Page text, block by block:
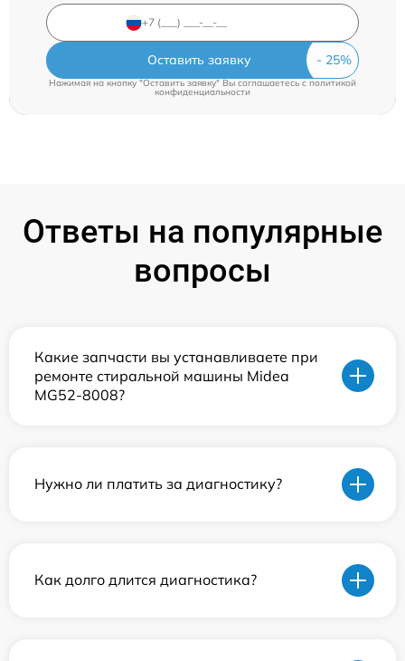
Оставить заявку
Нажимая на кнопку "Оставить заявку" Вы соглашаетесь cполитикой
конфиденциальности
Ответы на популярные
вопросы
Какие запчасти вы устанавливаете при
ремонте стиральной машины Midea
MG52-8008?
Нужно ли платить за диагностику?
Как долго длится диагностика?